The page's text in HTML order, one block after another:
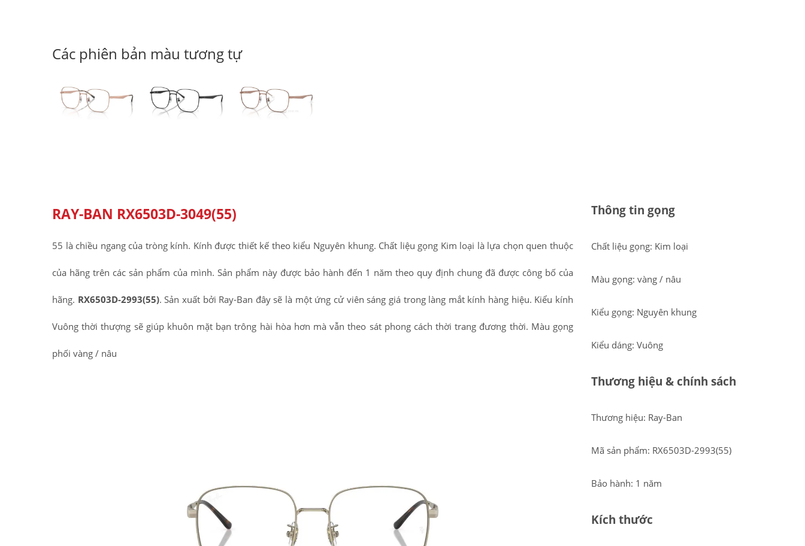
Các phiên bản màu tương tự
RAY-BAN RX6503D-3049(55)
55 là chiều ngang của tròng kính. Kính được thiết kế theo kiểu Nguyên khung. Chất liệu gọng Kim loại là lựa chọn quen thuộc
của hãng trên các sản phẩm của mình. Sản phẩm này được bảo hành đến 1 năm theo quy định chung đã được công bố của
hãng. RX6503D-2993(55). Sản xuất bởi Ray-Ban đây sẽ là một ứng cử viên sáng giá trong làng mắt kính hàng hiệu. Kiểu kính
Vuông thời thượng sẽ giúp khuôn mặt bạn trông hài hòa hơn mà vẫn theo sát phong cách thời trang đương thời. Màu gọng
phối vàng / nâu
Thông tin gọng
Chất liệu gọng: Kim loại
Màu gọng: vàng / nâu
Kiểu gọng: Nguyên khung
Kiểu dáng: Vuông
Thương hiệu & chính sách
Thương hiệu: Ray-Ban
Mã sản phẩm: RX6503D-2993(55)
Bảo hành: 1 năm
Kích thước